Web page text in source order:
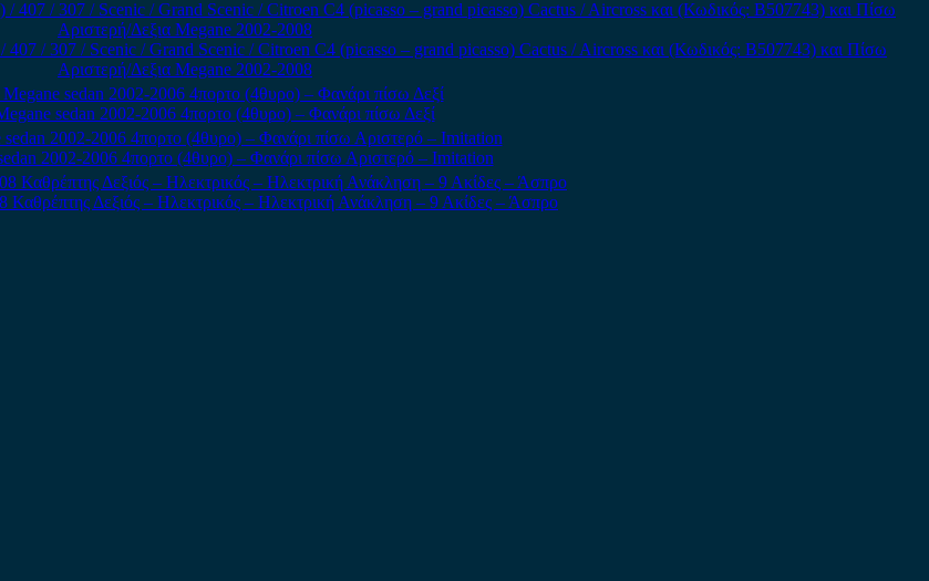
/ 307 / Scenic / Grand Scenic / Citroen C4 (picasso – grand picasso) Cactus / Aircross και (Κωδικός: B507743) και Πίσω
Αριστερή/Δεξια Megane 2002-2008
sedan 2002-2006 4πορτο (4θυρο) – Φανάρι πίσω Δεξί
2002-2006 4πορτο (4θυρο) – Φανάρι πίσω Αριστερό – Imitation
Καθρέπτης Δεξιός – Ηλεκτρικός – Ηλεκτρική Ανάκληση – 9 Ακίδες – Άσπρο